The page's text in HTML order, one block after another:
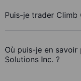
Puis-je trader Climb
Où puis-je en
Solutions Inc. ?